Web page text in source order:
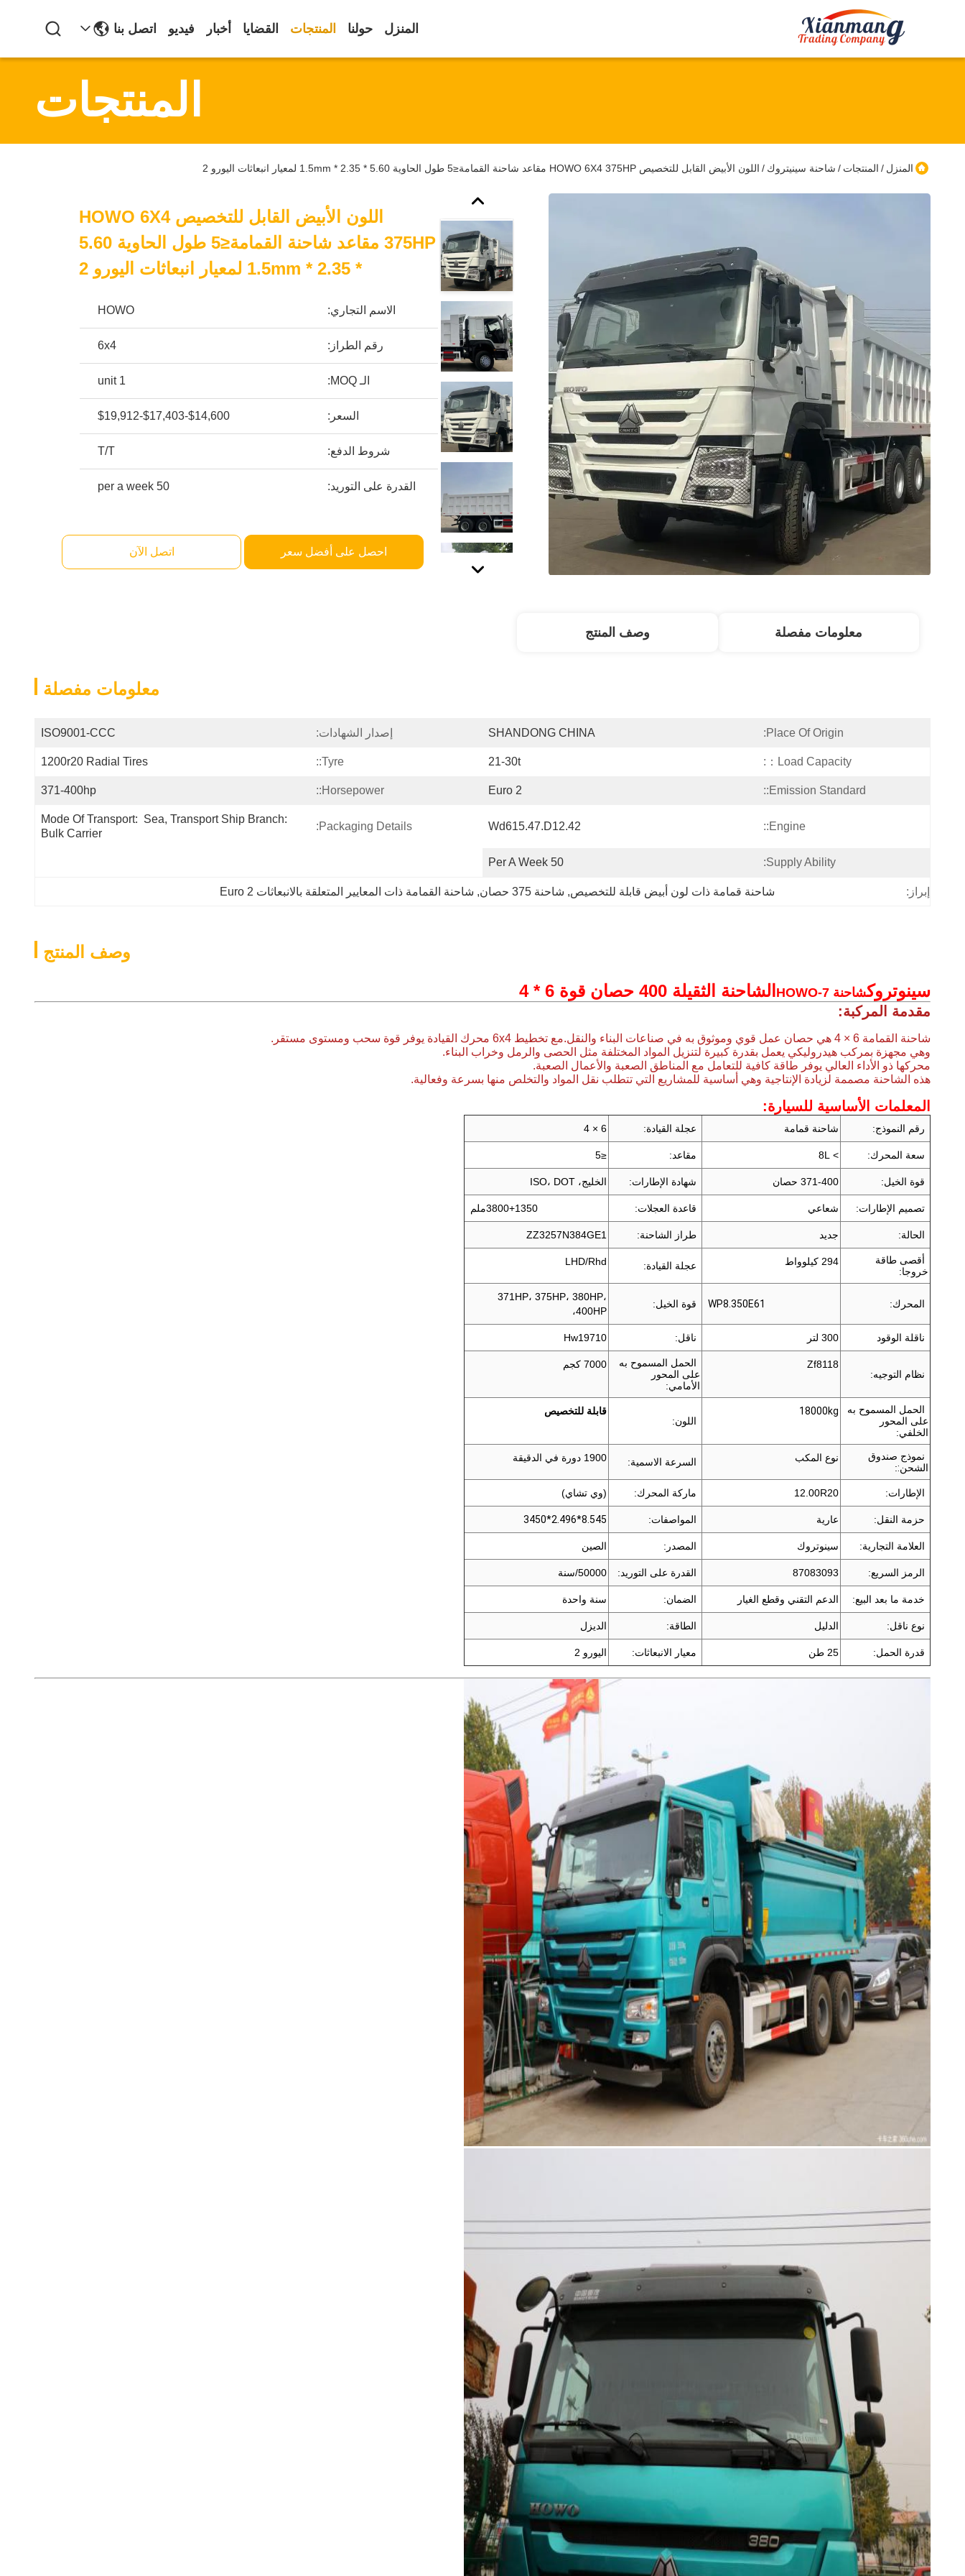
المنزل حولنا المنتجات القضايا أخبار فيديو اتصل بنا
المنتجات
المنزل / المنتجات / شاحنة سينيتروك / اللون الأبيض القابل للتخصيص HOWO 6X4 375HP مقاعد شاحنة القمامة≤5 طول الحاوية 5.60 * 2.35 * 1.5mm لمعيار انبعاثات اليورو 2
اللون الأبيض القابل للتخصيص HOWO 6X4
375HP مقاعد شاحنة القمامة≤5 طول الحاوية 5.60
* 2.35 * 1.5mm لمعيار انبعاثات اليورو 2
الاسم التجاري: HOWO
رقم الطراز: 6x4
الـ MOQ: 1 unit
السعر: $14,600-$17,403-$19,912
شروط الدفع: T/T
القدرة على التوريد: 50 per a week
احصل على أفضل سعر اتصل الآن
معلومات مفصلة وصف المنتج
معلومات مفصلة
Place Of Origin:
SHANDONG CHINA إصدار الشهادات: ISO9001-CCC
Load Capacity：:
21-30t
Tyre::
1200r20 Radial Tires
Emission Standard::
Euro 2
Horsepower::
371-400hp
Engine::
Wd615.47.D12.42
Packaging Details:
Mode Of Transport:  Sea, Transport Ship Branch:
Bulk Carrier
Supply Ability:
50 Per A Week
إبراز: شاحنة قمامة ذات لون أبيض قابلة للتخصيص, شاحنة 375 حصان , شاحنة القمامة ذات المعايير المتعلقة بالانبعاثات Euro 2
وصف المنتج
سينوتروكشاحنة HOWO-7 الشاحنة الثقيلة 400 حصان قوة 6 * 4
مقدمة المركبة:
شاحنة القمامة 6 × 4 هي حصان عمل قوي وموثوق به في صناعات البناء والنقل.مع تخطيط 6x4 محرك القيادة يوفر قوة سحب ومستوى مستقر.
وهي مجهزة بمركب هيدروليكي يعمل بقدرة كبيرة لتنزيل المواد المختلفة مثل الحصى والرمل وخراب البناء.
محركها ذو الأداء العالي يوفر طاقة كافية للتعامل مع المناطق الصعبة والأعمال الصعبة.
هذه الشاحنة مصممة لزيادة الإنتاجية وهي أساسية للمشاريع التي تتطلب نقل المواد والتخلص منها بسرعة وفعالية.
المعلمات الأساسية للسيارة:
رقم النموذج: شاحنة قمامة عجلة القيادة: 6 × 4
سعة المحرك: > 8L مقاعد: ≤5
قوة الخيل: 371-400 حصان شهادة الإطارات: الخليج، ISO، DOT
تصميم الإطارات: شعاعي قاعدة العجلات: 3800+1350ملم
الحالة: جديد طراز الشاحنة: ZZ3257N384GE1
أقصى طاقة
خروجا:
294 كيلوواط عجلة القيادة: LHD/Rhd
المحرك: WP8.350E61 قوة الخيل:
371HP، 375HP، 380HP،
400HP،
ناقلة الوقود 300 لتر ناقل: Hw19710
نظام التوجيه:
Zf8118
الحمل المسموح به
على المحور
الأمامي:
7000 كجم
الحمل المسموح به
على المحور
الخلفي:
18000kg
اللون:
قابلة للتخصيص
نموذج صندوق
الشحن:
:
نوع المكب السرعة الاسمية: 1900 دورة في الدقيقة
الإطارات: 12.00R20 ماركة المحرك: (وي تشاي)
حزمة النقل: عارية المواصفات: 8.545*2.496*3450
العلامة التجارية: سينوتروك المصدر: الصين
الرمز السريع: 87083093 القدرة على التوريد: 50000/سنة
خدمة ما بعد البيع: الدعم التقني وقطع الغيار الضمان: سنة واحدة
نوع ناقل: الدليل الطاقة: الديزل
قدرة الحمل: 25 طن معيار الانبعاثات: اليورو 2